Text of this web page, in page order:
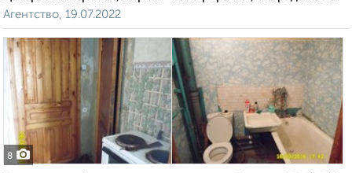
Агентство, 19.07.2022
8